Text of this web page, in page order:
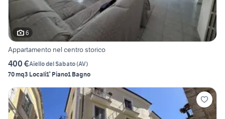
6
Appartamento nel centro storico
400 €Aiello del Sabato(AV)
70 mq3 Locali1° Piano1 Bagno